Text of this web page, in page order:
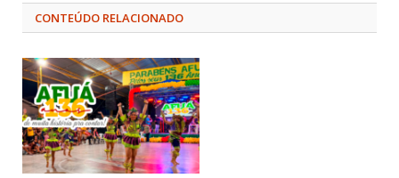
CONTEÚDO RELACIONADO